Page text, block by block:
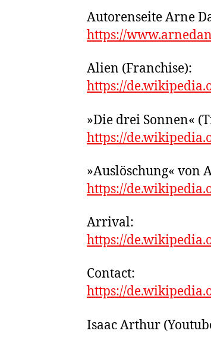
Autorenseite Arne
https://
Alien (Franchise):
https://
»Die drei Sonnen«
https://
»Auslöschung« von
https://
Arrival:
https://
Contact:
https://
Isaac Arthur